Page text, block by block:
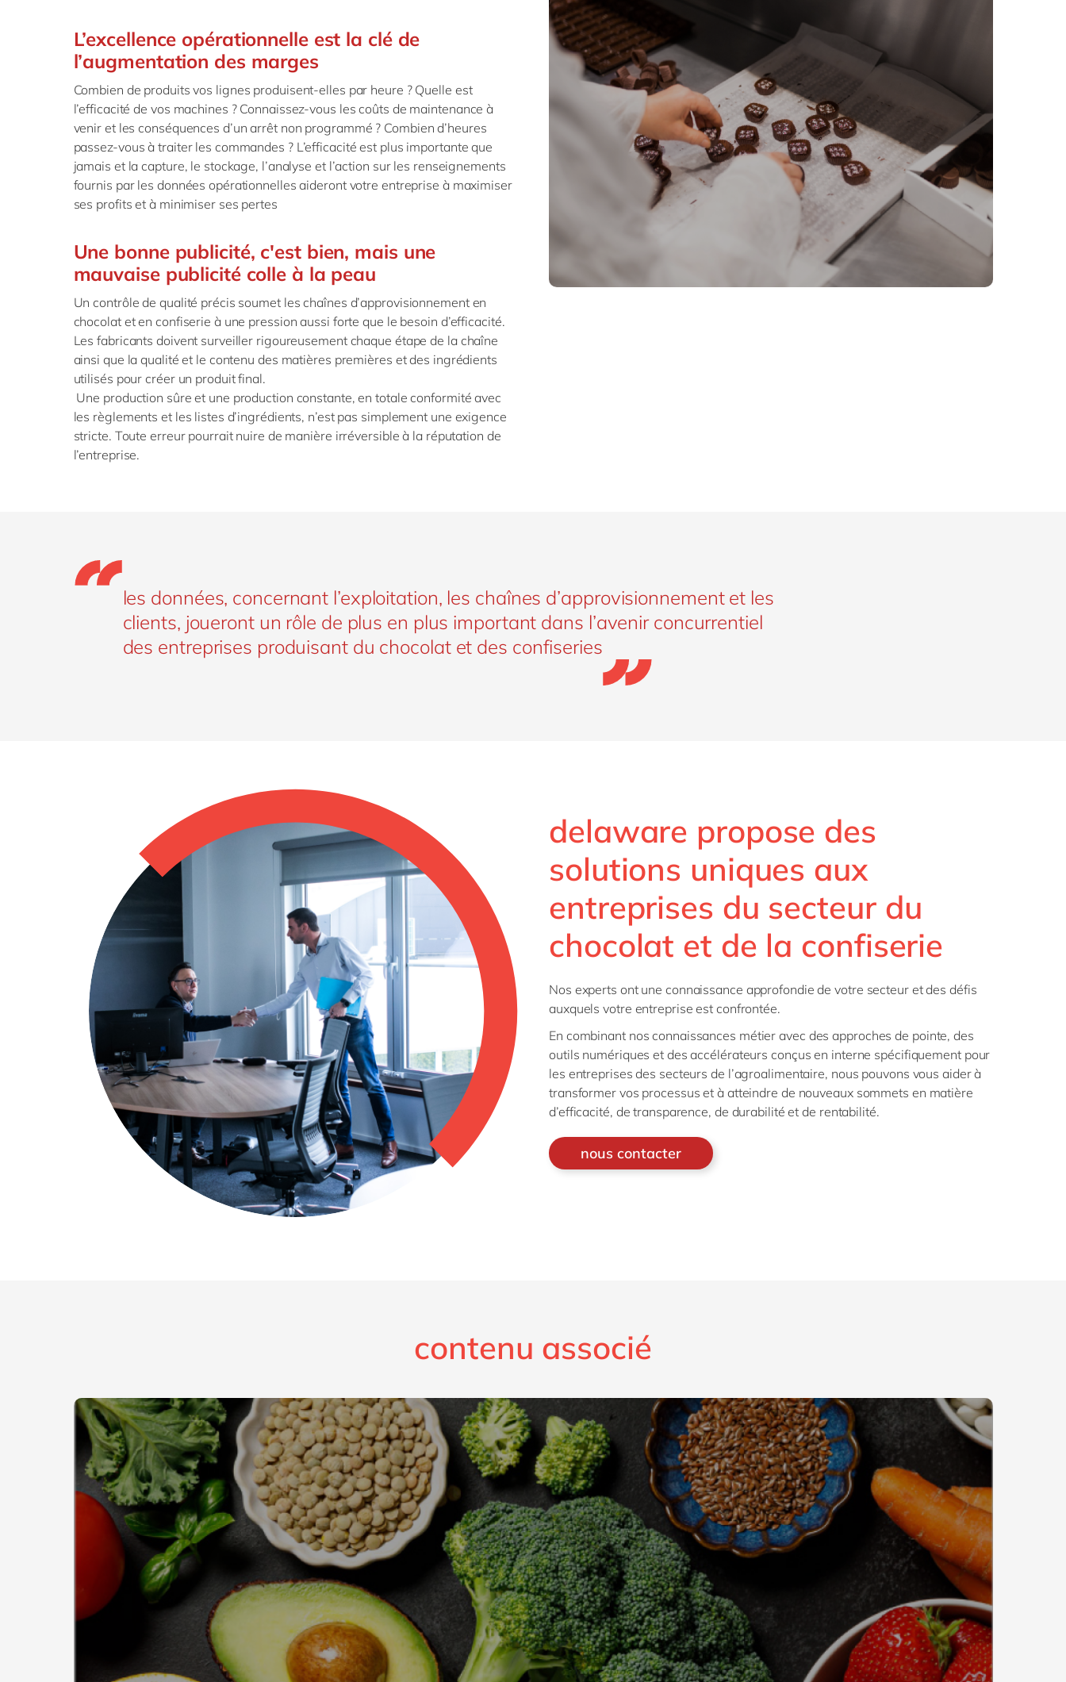
L’excellence opérationnelle est la clé de
l’augmentation des marges
Combien de produits vos lignes produisent-elles par heure ? Quelle est
l’efficacité de vos machines ? Connaissez-vous les coûts de maintenance à
venir et les conséquences d’un arrêt non programmé ? Combien d’heures
passez-vous à traiter les commandes ? L’efficacité est plus importante que
jamais et la capture, le stockage, l’analyse et l’action sur les renseignements
fournis par les données opérationnelles aideront votre entreprise à maximiser
ses profits et à minimiser ses pertes
Une bonne publicité, c'est bien, mais une
mauvaise publicité colle à la peau
Un contrôle de qualité précis soumet les chaînes d’approvisionnement en
chocolat et en confiserie à une pression aussi forte que le besoin d’efficacité.
Les fabricants doivent surveiller rigoureusement chaque étape de la chaîne
ainsi que la qualité et le contenu des matières premières et des ingrédients
utilisés pour créer un produit final.
Une production sûre et une production constante, en totale conformité avec
les règlements et les listes d’ingrédients, n’est pas simplement une exigence
stricte. Toute erreur pourrait nuire de manière irréversible à la réputation de
l’entreprise.
les données, concernant l’exploitation, les chaînes d’approvisionnement et les
clients, joueront un rôle de plus en plus important dans l’avenir concurrentiel
des entreprises produisant du chocolat et des confiseries
delaware propose des
solutions uniques aux
entreprises du secteur du
chocolat et de la confiserie
Nos experts ont une connaissance approfondie de votre secteur et des défis
auxquels votre entreprise est confrontée.
En combinant nos connaissances métier avec des approches de pointe, des
outils numériques et des accélérateurs conçus en interne spécifiquement pour
les entreprises des secteurs de l’agroalimentaire, nous pouvons vous aider à
transformer vos processus et à atteindre de nouveaux sommets en matière
d’efficacité, de transparence, de durabilité et de rentabilité.
nous contacter
contenu associé